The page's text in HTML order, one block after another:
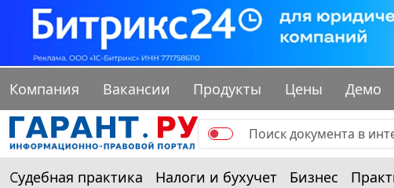
Компания Вакансии Продукты Цены Демо
Судебная практика Налоги и бухучет Бизнес